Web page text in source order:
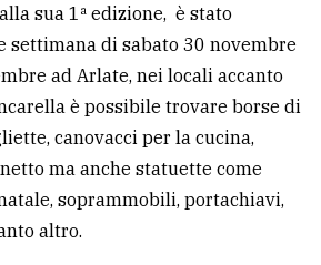
sua 1ª edizione, è stato
settimana di sabato 30 novembre
ad Arlate, nei locali accanto
è possibile trovare borse di
canovacci per la cucina,
ma anche statuette come
soprammobili, portachiavi,
altro.